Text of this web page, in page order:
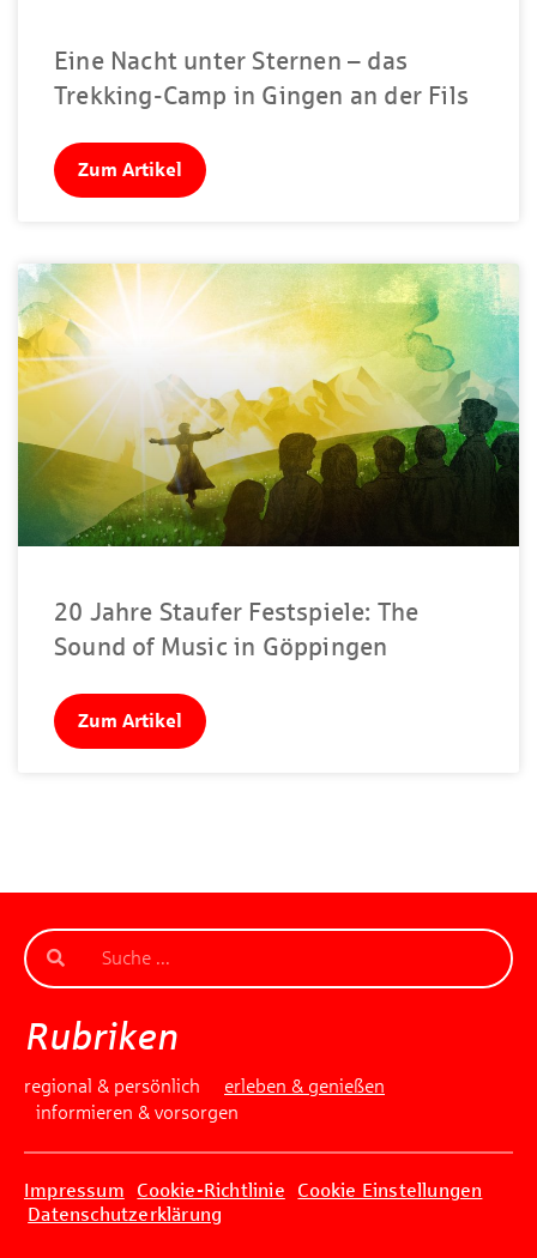
Eine Nacht unter Sternen – das
Trekking-Camp in Gingen an der Fils
Zum Artikel
20 Jahre Staufer Festspiele: The
Sound of Music in Göppingen
Zum Artikel
Rubriken
regional & persönlich
erleben & genießen
informieren & vorsorgen
Impressum Cookie-Richtlinie
Cookie Einstellungen
Datenschutzerklärung